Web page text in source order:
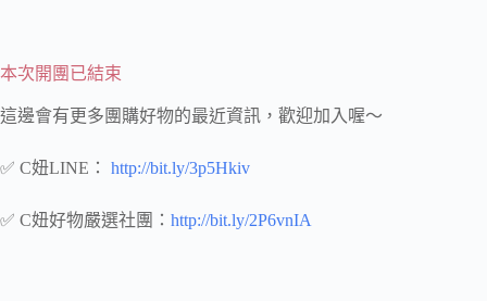
本次開團已結束
這邊會有更多團購好物的最近資訊，歡迎加入喔～
✅ C妞LINE： http://bit.ly/3p5Hkiv
✅ C妞好物嚴選社團： http://bit.ly/2P6vnIA